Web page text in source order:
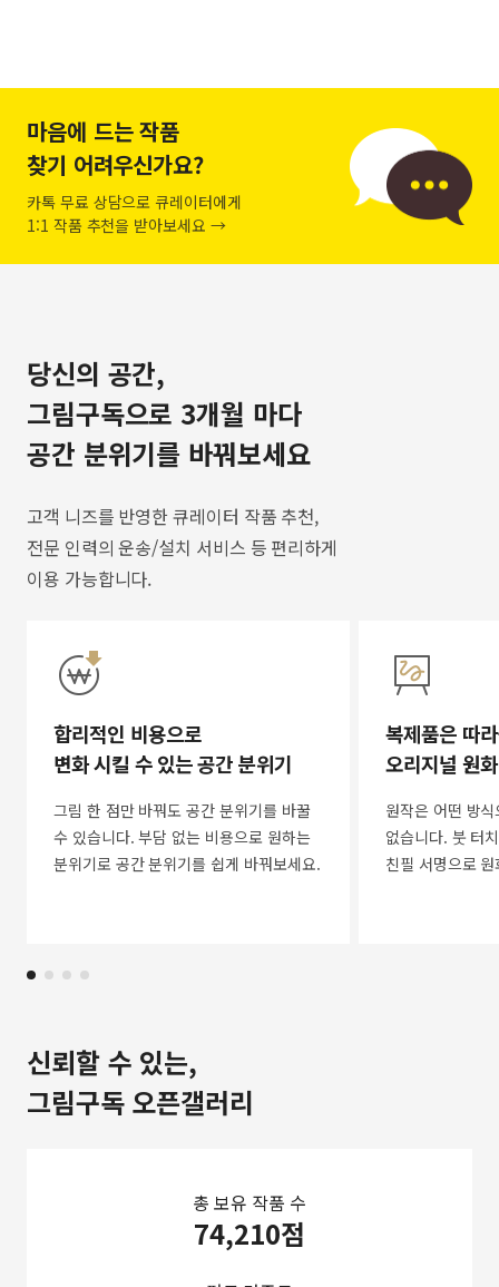
마음에 드는 작품
찾기 어려우신가요?
카톡 무료 상담으로 큐레이터에게
1:1 작품 추천을 받아보세요 →
당신의 공간,
그림구독으로 3개월 마다
공간 분위기를 바꿔보세요
고객 니즈를 반영한 큐레이터 작품 추천,
전문 인력의 운송/설치 서비스 등 편리하게
이용 가능합니다.
합리적인 비용으로
변화 시킬 수 있는 공간 분위기
그림 한 점만 바꿔도 공간 분위기를 바꿀
수 있습니다. 부담 없는 비용으로 원하는
분위기로 공간 분위기를 쉽게 바꿔보세요.
복제품은 따
오리지널 원
원작은 어떤 방
없습니다. 붓 터
친필 서명으로
신뢰할 수 있는,
그림구독 오픈갤러리
총 보유 작품 수
74,210점